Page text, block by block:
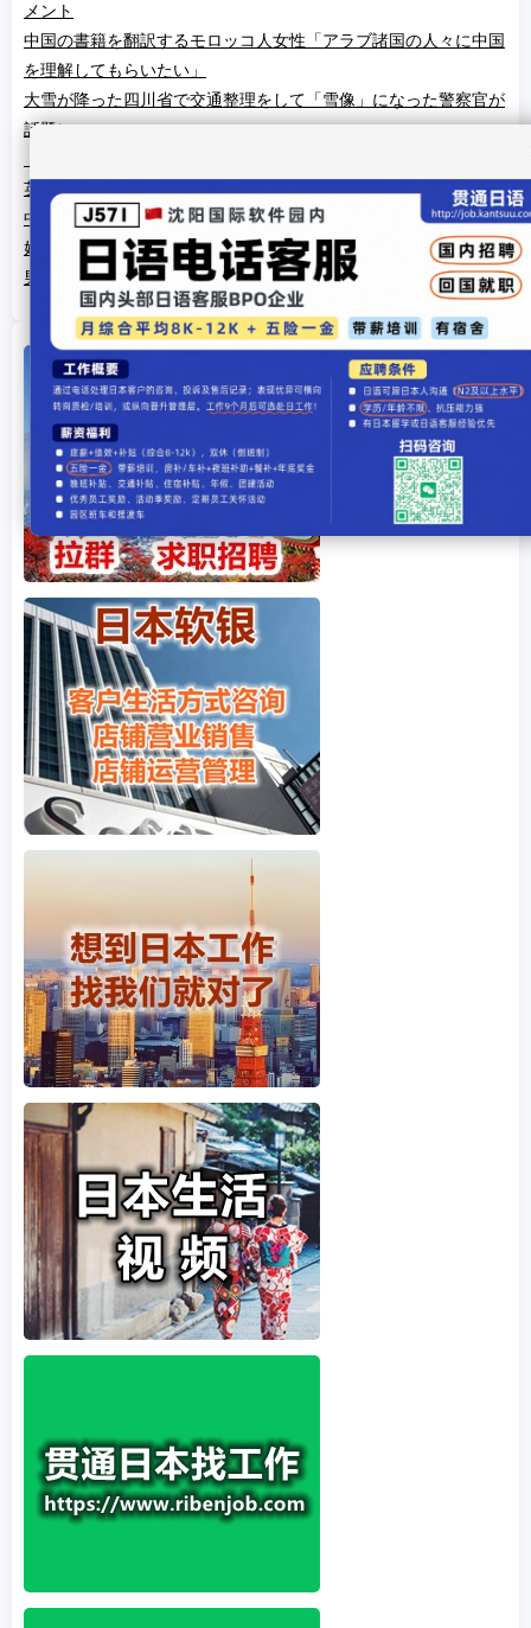
メント
中国の書籍を翻訳するモロッコ人女性「アラブ諸国の人々に中国
を理解してもらいたい」
大雪が降った四川省で交通整理をして「雪像」になった警察官が
話題に
英国大使の不適切な文章に外交部が厳正な申し入れ
中国米国商会「在中国米企業にとって中国は一番目の投資先」
好調なスタートの中国対外貿易 勢いはどれくらい続くか？
男女間賃金格差が縮小 それでも女性は男性より12％低い